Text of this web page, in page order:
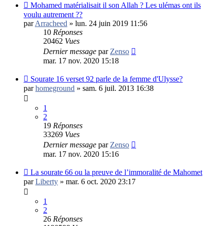
Mohamed matérialisait il son Allah ? Les ulémas ont ils
voulu autrement ??
parArracheed » lun. 24 juin 2019 11:56
10 Réponses
20462 Vues
Dernier message par Zenso
mar. 17 nov. 2020 15:18
Sourate 16 verset 92 parle de la femme d'Ulysse?
parhomeground » sam. 6 juil. 2013 16:38
1
2
19 Réponses
33269 Vues
Dernier message par Zenso
mar. 17 nov. 2020 15:16
La sourate 66 ou la preuve de l’immoralité de Mahomet
parLiberty » mar. 6 oct. 2020 23:17
1
2
26 Réponses